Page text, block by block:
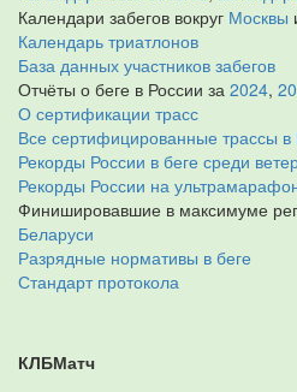
Календари забегов вокруг Москвы
Календарь триатлонов
База данных участников забегов
Отчёты о беге в России за 2024,
О сертификации трасс
Все сертифицированные трассы
Рекорды России в беге среди
Рекорды России на
Финишировавшие в максимуме
Беларуси
Разрядные нормативы в беге
Стандарт протокола
КЛБМатч